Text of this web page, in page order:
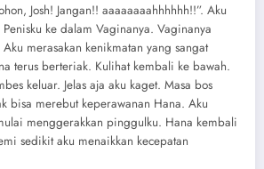
Josh! Jangan!! aaaaaaaahhhhhh!!”. Aku
ke dalam Vaginanya. Vaginanya
merasakan kenikmatan yang sangat
terus berteriak. Kulihat kembali ke bawah.
keluar. Jelas aja aku kaget. Masa bos
bisa merebut keperawanan Hana. Aku
menggerakkan pinggulku. Hana kembali
sedikit aku menaikkan kecepatan